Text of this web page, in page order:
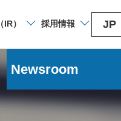
（IR） 採用情報 JP
Newsroom